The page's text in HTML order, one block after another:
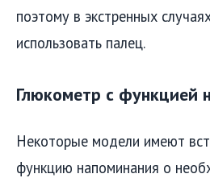
поэтому в экстренных
использовать палец.
Глюкометр с функцией
Некоторые модели имеют
функцию напоминания о